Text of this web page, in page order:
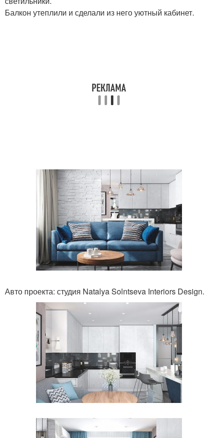
Балкон утеплили и сделали из него уютный кабинет.
Авто проекта: студия Natalya Solntseva Interiors Design.